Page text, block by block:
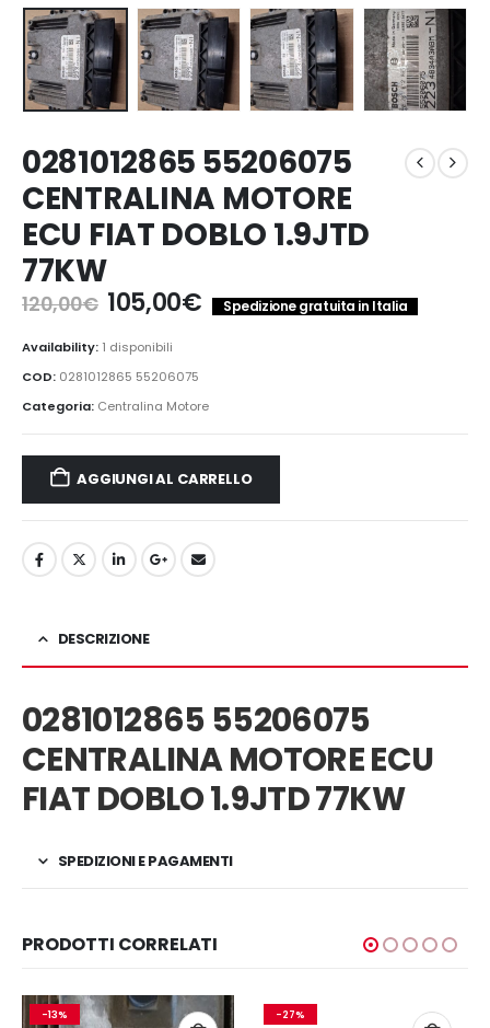
0281012865 55206075
CENTRALINA MOTORE
ECU FIAT DOBLO 1.9JTD
77KW
120,00€ Il
prezzo
originale
era:
120,00€.
105,00€Il
prezzo
105,00€.
Spedizione gratuita in Italia
Availability: 1 disponibili
COD: 0281012865 55206075
Categoria: Centralina Motore
AGGIUNGI AL CARRELLO
DESCRIZIONE
0281012865 55206075
CENTRALINA MOTORE ECU
FIAT DOBLO 1.9JTD 77KW
SPEDIZIONI E PAGAMENTI
PRODOTTI CORRELATI
-13% -27%